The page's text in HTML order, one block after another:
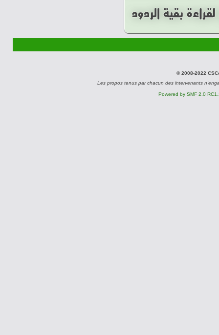
© 2008-2022
Les propos tenus par chacun des intervenants
Powered by SMF 2.0